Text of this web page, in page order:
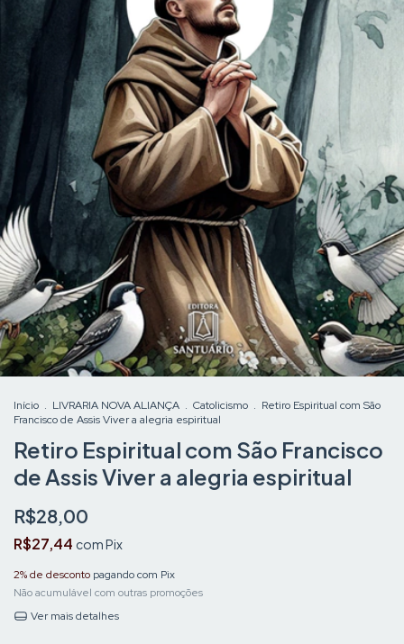
Início . LIVRARIA NOVA ALIANÇA . Catolicismo . Retiro Espiritual com São
Francisco de Assis Viver a alegria espiritual
Retiro Espiritual com São Francisco
de Assis Viver a alegria espiritual
R$28,00
R$27,44 comPix
2% de desconto pagando com Pix
Não acumulável com outras promoções
Ver mais detalhes